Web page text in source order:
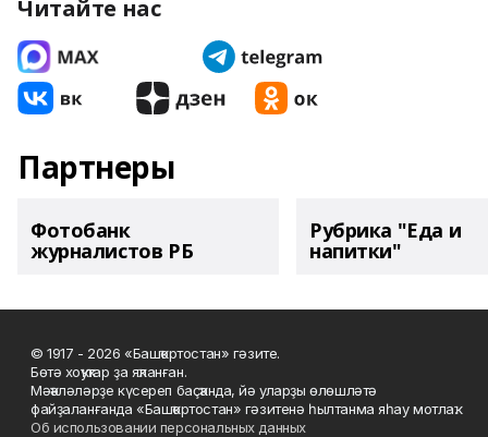
Читайте нас
Партнеры
Фотобанк
журналистов РБ
Рубрика "Еда и
напитки"
© 1917 - 2026 «Башҡортостан» гәзите.
Бөтә хоҡуҡтар ҙа яҡланған.
Мәҡәләләрҙе күсереп баҫҡанда, йә уларҙы өлөшләтә
файҙаланғанда «Башҡортостан» гәзитенә һылтанма яһау мотлаҡ.
Об использовании персональных данных